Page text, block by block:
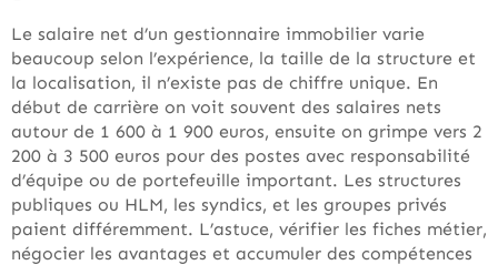
Le salaire net d’un gestionnaire immobilier varie
beaucoup selon l’expérience, la taille de la structure et
la localisation, il n’existe pas de chiffre unique. En
début de carrière on voit souvent des salaires nets
autour de 1 600 à 1 900 euros, ensuite on grimpe vers 2
200 à 3 500 euros pour des postes avec responsabilité
d’équipe ou de portefeuille important. Les structures
publiques ou HLM, les syndics, et les groupes privés
paient différemment. L’astuce, vérifier les fiches métier,
négocier les avantages et accumuler des compétences